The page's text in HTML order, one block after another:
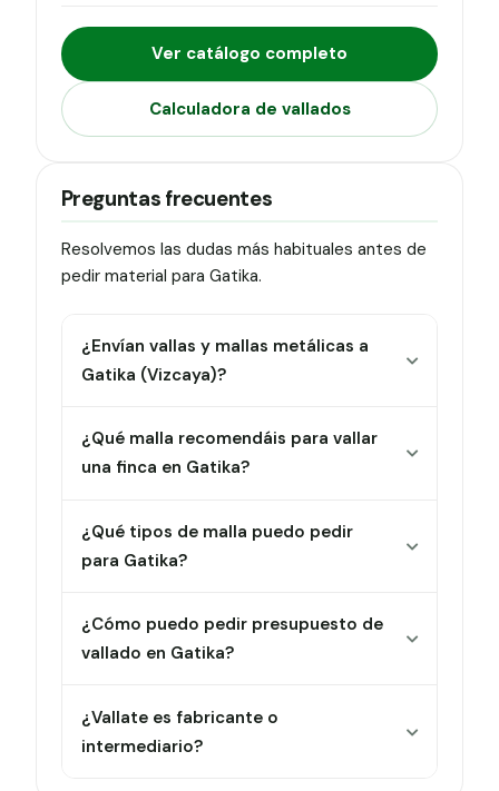
Ver catálogo completo
Calculadora de vallados
Preguntas frecuentes
Resolvemos las dudas más habituales antes de
pedir material para Gatika.
¿Envían vallas y mallas metálicas a
Gatika (Vizcaya)?
¿Qué malla recomendáis para vallar
una finca en Gatika?
¿Qué tipos de malla puedo pedir
para Gatika?
¿Cómo puedo pedir presupuesto de
vallado en Gatika?
¿Vallate es fabricante o
intermediario?